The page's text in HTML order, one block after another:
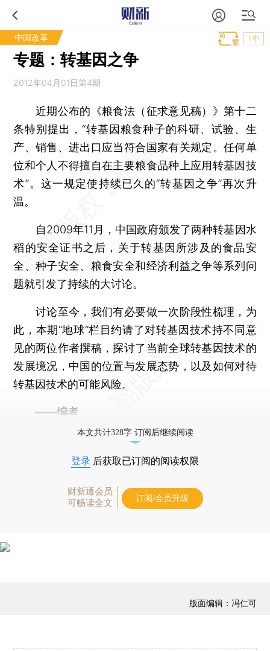
中国改革 T中
专题：转基因之争
2012年04月01日第4期
近期公布的《粮食法（征求意见稿）》第十二
条特别提出，“转基因粮食种子的科研、试验、生
产、销售、进出口应当符合国家有关规定。任何单
位和个人不得擅自在主要粮食品种上应用转基因技
术”。这一规定使持续已久的“转基因之争”再次升
温。
自2009年11月，中国政府颁发了两种转基因水
稻的安全证书之后，关于转基因所涉及的食品安
全、种子安全、粮食安全和经济利益之争等系列问
题就引发了持续的大讨论。
讨论至今，我们有必要做一次阶段性梳理，为
此，本期“地球”栏目约请了对转基因技术持不同意
见的两位作者撰稿，探讨了当前全球转基因技术的
发展境况，中国的位置与发展态势，以及如何对待
转基因技术的可能风险。
——编者
本文共计328字 订阅后继续阅读
登录 后获取已订阅的阅读权限
财新通会员
可畅读全文
订阅/会员升级
版面编辑：冯仁可